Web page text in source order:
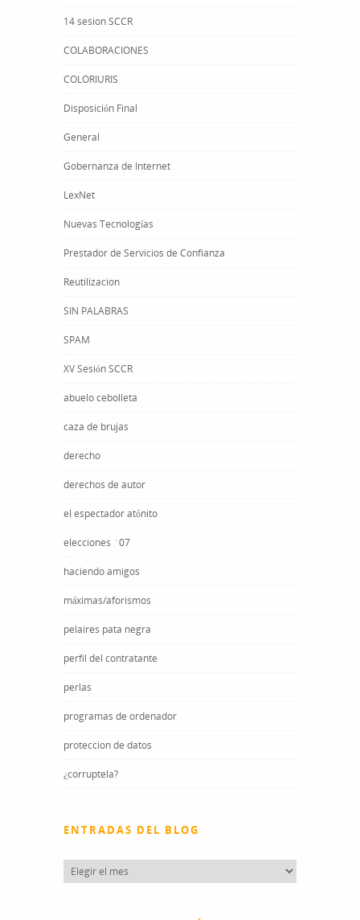
14 sesion SCCR
COLABORACIONES
COLORIURIS
Disposición Final
General
Gobernanza de Internet
LexNet
Nuevas Tecnologías
Prestador de Servicios de Confianza
Reutilizacion
SIN PALABRAS
SPAM
XV Sesión SCCR
abuelo cebolleta
caza de brujas
derecho
derechos de autor
el espectador atónito
elecciones ´07
haciendo amigos
máximas/aforismos
pelaires pata negra
perfil del contratante
perlas
programas de ordenador
proteccion de datos
¿corruptela?
ENTRADAS DEL BLOG
Entradas
del